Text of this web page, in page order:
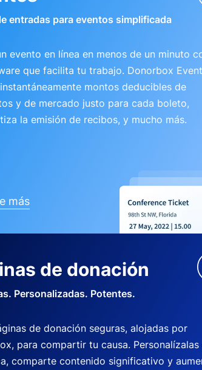
entradas para eventos simplificada
evento en línea en menos de un minuto
que facilita tu trabajo. Donorbox
montos deducibles de
y de mercado justo para cada boleto,
la emisión de recibos, y mucho más.
más
de donación
Personalizadas. Potentes.
de donación seguras, alojadas por
para compartir tu causa. Personalízalas
comparte contenido significativo y